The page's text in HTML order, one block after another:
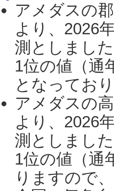
アメダスの
より、2026
測としまし
1位の値（通
となってお
アメダスの
より、2026
測としまし
1位の値（通
りますので